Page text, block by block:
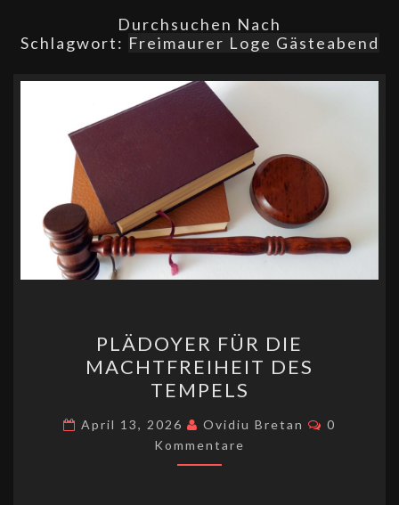
Durchsuchen Nach
Schlagwort: Freimaurer Loge Gästeabend
FÜR
DIE
MACHTFREIHEIT
DES
TEMPELS
PLÄDOYER FÜR DIE
MACHTFREIHEIT DES
TEMPELS
April 13, 2026 Ovidiu Bretan
0
Kommentare